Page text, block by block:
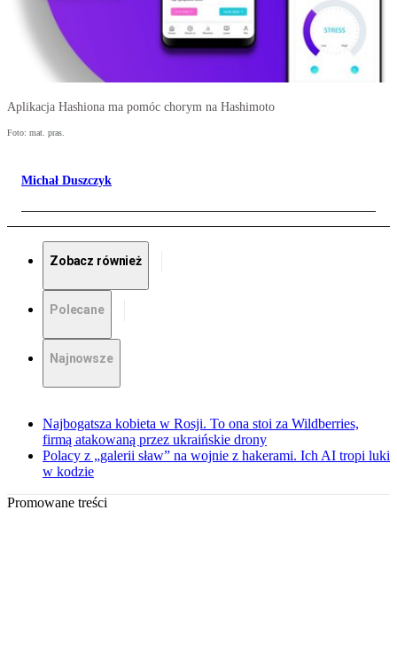
Aplikacja Hashiona ma pomóc chorym na Hashimoto
Foto: mat. pras.
Michał Duszczyk
Zobacz również
Polecane
Najnowsze
Najbogatsza kobieta w Rosji. To ona stoi za Wildberries,
firmą atakowaną przez ukraińskie drony
Polacy z „galerii sław” na wojnie z hakerami. Ich AI tropi luki
w kodzie
Promowane treści